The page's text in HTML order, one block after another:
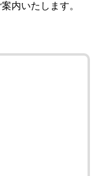
内いたします。